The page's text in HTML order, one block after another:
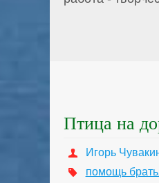
Птица на
Игорь
помощь